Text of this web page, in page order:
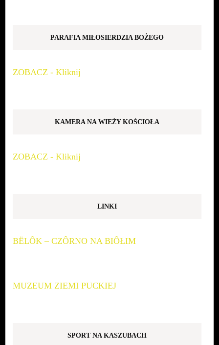
PARAFIA MIŁOSIERDZIA BOŻEGO
ZOBACZ - Kliknij
KAMERA NA WIEŻY KOŚCIOŁA
ZOBACZ - Kliknij
LINKI
BËLÔK – CZÔRNO NA BIÔŁIM
MUZEUM ZIEMI PUCKIEJ
SPORT NA KASZUBACH